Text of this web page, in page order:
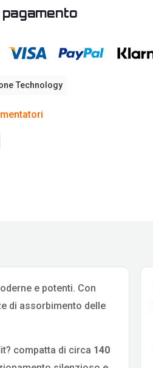
Technology
e potenti. Con
di assorbimento delle
compatta di circa 140